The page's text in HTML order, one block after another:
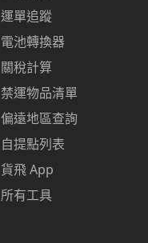
運單追蹤
電池轉換器
關稅計算
禁運物品清單
偏遠地區查詢
自提點列表
貨飛 App
所有工具